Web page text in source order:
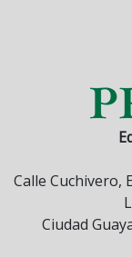
Calle Cuchivero,
Ciudad